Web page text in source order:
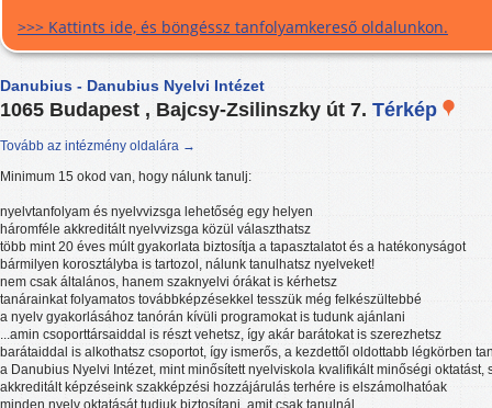
>>> Kattints ide, és böngéssz tanfolyamkereső oldalunkon.
Danubius - Danubius Nyelvi Intézet
1065 Budapest , Bajcsy-Zsilinszky út 7. Térkép
Tovább az intézmény oldalára →
Minimum 15 okod van, hogy nálunk tanulj:
nyelvtanfolyam és nyelvvizsga lehetőség egy helyen
háromféle akkreditált nyelvvizsga közül választhatsz
több mint 20 éves múlt gyakorlata biztosítja a tapasztalatot és a hatékonyságot
bármilyen korosztályba is tartozol, nálunk tanulhatsz nyelveket!
nem csak általános, hanem szaknyelvi órákat is kérhetsz
tanárainkat folyamatos továbbképzésekkel tesszük még felkészültebbé
a nyelv gyakorlásához tanórán kívüli programokat is tudunk ajánlani
...amin csoporttársaiddal is részt vehetsz, így akár barátokat is szerezhetsz
barátaiddal is alkothatsz csoportot, így ismerős, a kezdettől oldottabb légkörben
a Danubius Nyelvi Intézet, mint minősített nyelviskola kvalifikált minőségi oktatást,
akkreditált képzéseink szakképzési hozzájárulás terhére is elszámolhatóak